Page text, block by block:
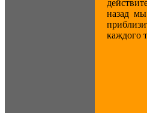
назад
каждого